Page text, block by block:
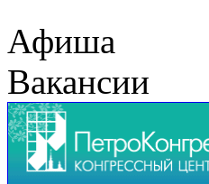
Афиша
Вакансии